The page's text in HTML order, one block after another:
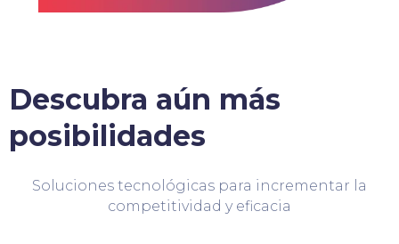
Descubra aún más
posibilidades
Soluciones tecnológicas para incrementar la
competitividad y eficacia